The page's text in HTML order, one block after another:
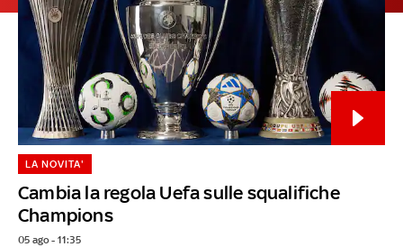
Cambia la regola Uefa sulle squalifiche
Champions
LA NOVITA'
05 ago - 11:35